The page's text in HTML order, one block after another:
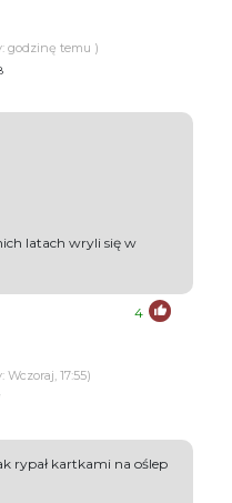
godzinę temu )
latach wryli się w
4
17:55)
rypał kartkami na oślep